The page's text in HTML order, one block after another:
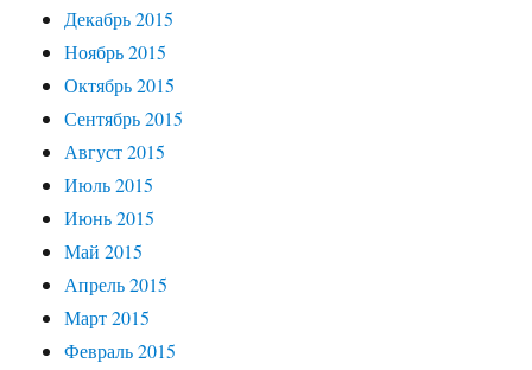
Декабрь 2015
Ноябрь 2015
Октябрь 2015
Сентябрь 2015
Август 2015
Июль 2015
Июнь 2015
Май 2015
Апрель 2015
Март 2015
Февраль 2015